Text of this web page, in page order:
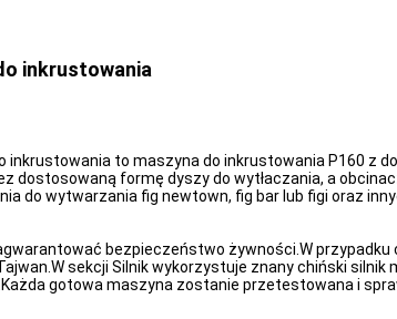
inkrustowania
to maszyna do inkrustowania P160 z
formę dyszy do wytłaczania, a
do wytwarzania fig newtown, fig bar lub figi oraz
bezpieczeństwo żywności.W
sekcji Silnik wykorzystuje znany chiński silnik
gotowa maszyna zostanie przetestowana i